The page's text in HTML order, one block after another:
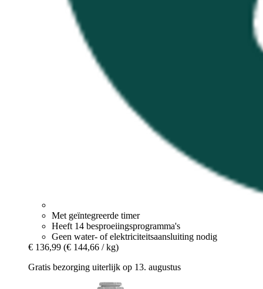
Met geïntegreerde timer
Heeft 14 besproeiingsprogramma's
Geen water- of elektriciteitsaansluiting nodig
€ 136,99 (€ 144,66 / kg)
Gratis bezorging uiterlijk op 13. augustus